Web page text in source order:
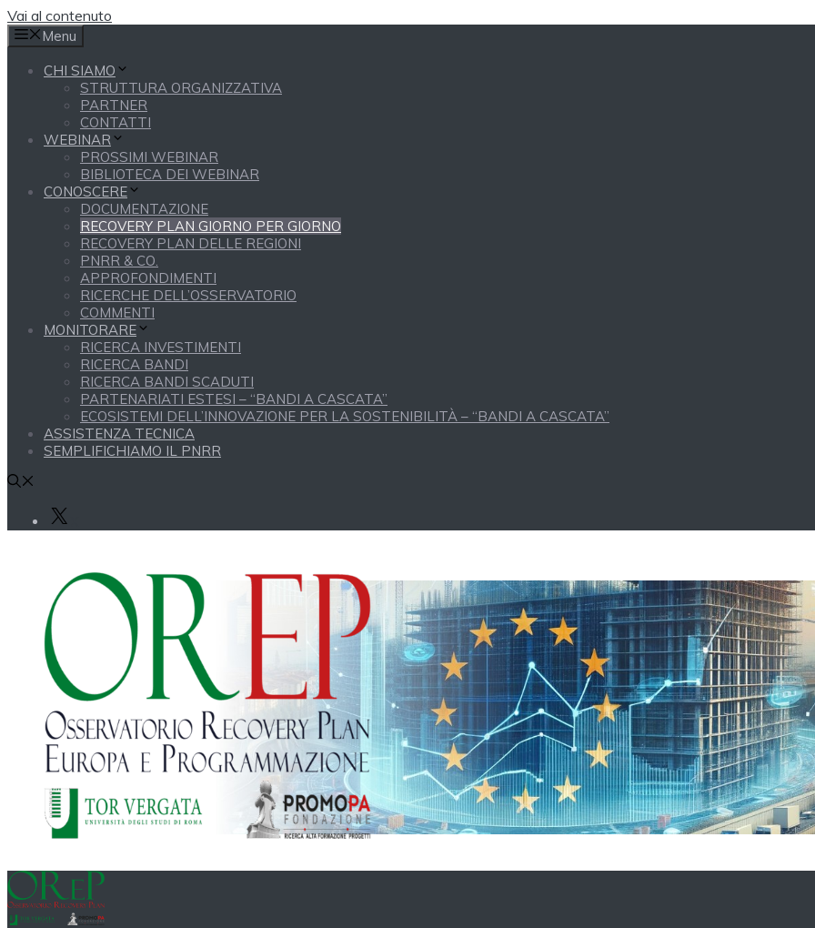
Vai al contenuto
Menu
CHI SIAMO
STRUTTURA ORGANIZZATIVA
PARTNER
CONTATTI
WEBINAR
PROSSIMI WEBINAR
BIBLIOTECA DEI WEBINAR
CONOSCERE
DOCUMENTAZIONE
RECOVERY PLAN GIORNO PER GIORNO
RECOVERY PLAN DELLE REGIONI
PNRR & CO.
APPROFONDIMENTI
RICERCHE DELL’OSSERVATORIO
COMMENTI
MONITORARE
RICERCA INVESTIMENTI
RICERCA BANDI
RICERCA BANDI SCADUTI
PARTENARIATI ESTESI – “BANDI A CASCATA”
ECOSISTEMI DELL’INNOVAZIONE PER LA SOSTENIBILITÀ – “BANDI A CASCATA”
ASSISTENZA TECNICA
SEMPLIFICHIAMO IL PNRR